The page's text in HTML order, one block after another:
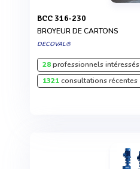
BCC 316-230
BROYEUR DE CARTONS
DECOVAL®
28professionnels intéressés
1321consultations récentes